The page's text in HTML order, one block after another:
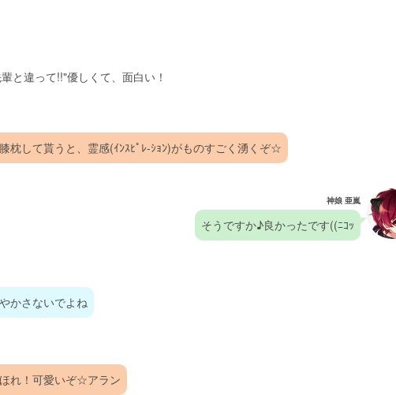
と違って!!"優しくて、面白い！
枕して貰うと、霊感(ｲﾝｽﾋﾟﾚ-ｼｮﾝ)がものすごく湧くぞ☆
神娘 亜嵐
そうですか♪良かったです((ﾆｺｯ
かさないでよね
れ！可愛いぞ☆アラン